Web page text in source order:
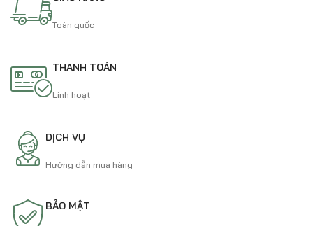
Toàn quốc
THANH TOÁN
Linh hoạt
DỊCH VỤ
Hướng dẫn mua hàng
BẢO MẬT